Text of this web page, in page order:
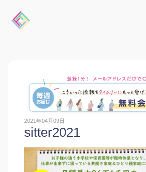
2021年04月09日
sitter2021